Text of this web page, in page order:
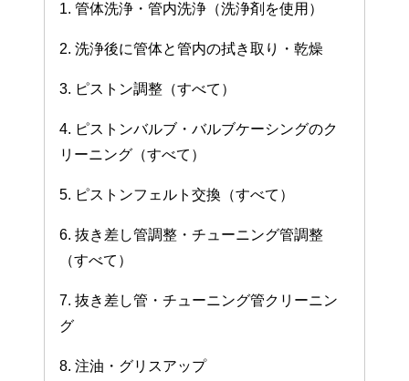
1. 管体洗浄・管内洗浄（洗浄剤を使用）
2. 洗浄後に管体と管内の拭き取り・乾燥
3. ピストン調整（すべて）
4. ピストンバルブ・バルブケーシングのク
リーニング（すべて）
5. ピストンフェルト交換（すべて）
6. 抜き差し管調整・チューニング管調整
（すべて）
7. 抜き差し管・チューニング管クリーニン
グ
8. 注油・グリスアップ